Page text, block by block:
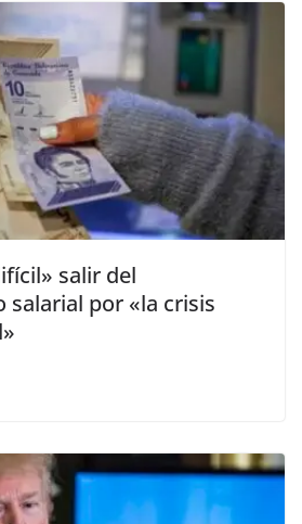
salir del
salarial por «la crisis